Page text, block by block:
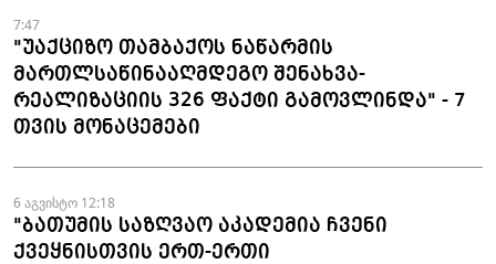
ფაქტები აღკვეთეს
7:47
"უაქციზო თამბაქოს ნაწარმის
მართლსაწინააღმდეგო შენახვა-
რეალიზაციის 326 ფაქტი გამოვლინდა" - 7
თვის მონაცემები
6 აგვისტო 12:18
"ბათუმის საზღვაო აკადემია ჩვენი
ქვეყნისთვის ერთ-ერთი